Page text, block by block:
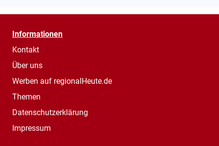
Informationen
Kontakt
Über uns
Werben auf regionalHeute.de
Themen
Datenschutzerklärung
Impressum